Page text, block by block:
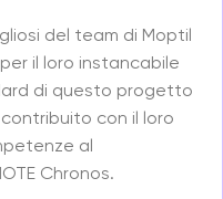
del team di Moptil
il loro instancabile
di questo progetto
con il loro
al
Chronos.